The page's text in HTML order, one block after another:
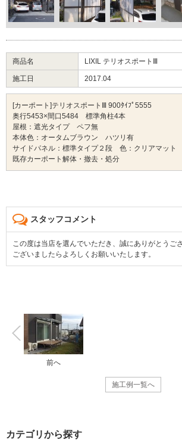
商品名 LIXIL テリオスポートⅢ
施工日 2017.04
[カーポート]テリオスポートⅢ 900ﾀｲﾌﾟ5555
奥行5453×間口5484 標準角柱4本
屋根：遮光タイプ ペフ無
本体色：オータムブラウン ハツリ有
サイドパネル：標準タイプ２段 色：クリアマット
既存カーポート解体・撤去・処分
スタッフコメント
この度は当店を選んでいただき、誠にありがとうご
ございましたらよろしくお願いいたします。
施工例一覧へ
前へ
カテゴリから探す